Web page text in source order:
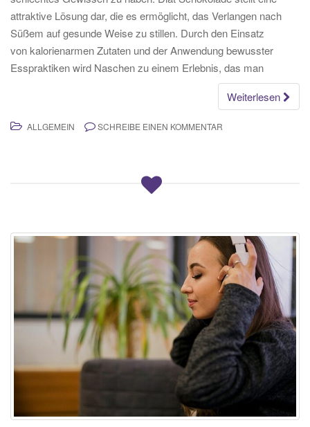
attraktive Lösung dar, die es ermöglicht, das Verlangen nach
Süßem auf gesunde Weise zu stillen. Durch den Einsatz
von kalorienarmen Zutaten und der Anwendung bewusster
Esspraktiken wird Naschen zu einem Erlebnis, das man
Weiterlesen
ALLGEMEIN SCHREIBE EINEN KOMMENTAR